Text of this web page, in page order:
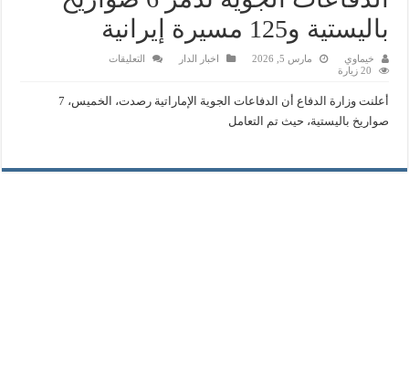
باليستية و125 مسيرة إيرانية
خيماوي مارس 5, 2026 اخبار الدار التعليقاتعلى
6
مغلقة
20 زيارة
أعلنت وزارة الدفاع أن الدفاعات الجوية الإماراتية رصدت، الخميس، 7
صواريخ باليستية، حيث تم التعامل